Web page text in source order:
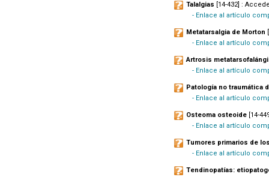
Talalgias [14-432] :
- Enlace al artículo
Metatarsalgia de Morton
- Enlace al artículo
Artrosis
- Enlace al artículo
Patología no traumática
- Enlace al artículo
Osteoma osteoide [14-
- Enlace al artículo
Tumores primarios de
- Enlace al artículo
Tendinopatías: